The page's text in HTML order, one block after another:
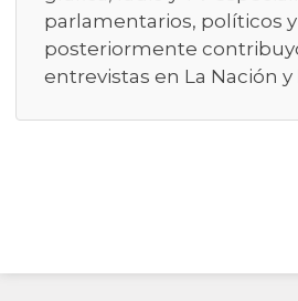
parlamentarios, políticos
posteriormente
entrevistas en La Nación y